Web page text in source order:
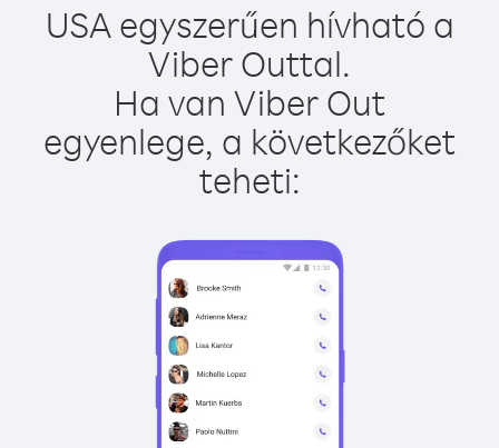
USA egyszerűen hívható a
Viber Outtal.
Ha van Viber Out
egyenlege, a következőket
teheti: